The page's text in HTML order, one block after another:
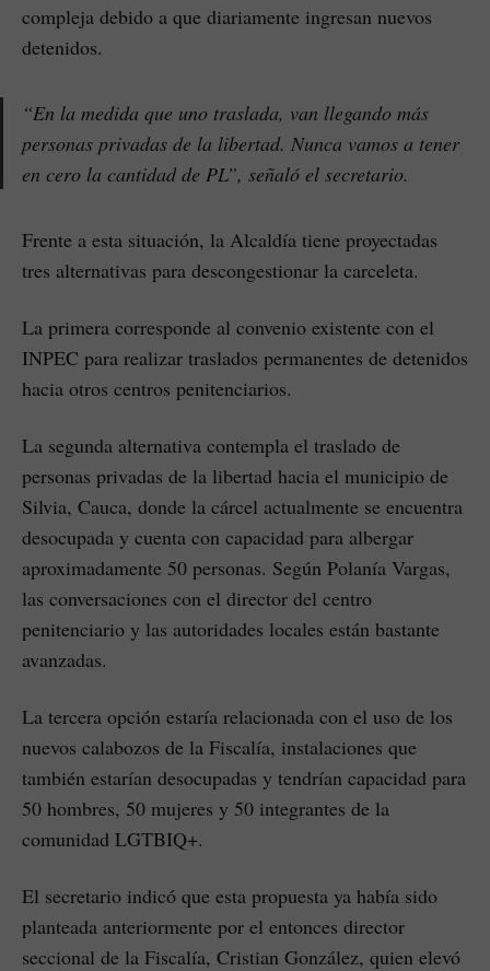
compleja debido a que diariamente ingresan nuevos
detenidos.
“En la medida que uno traslada, van llegando más
personas privadas de la libertad. Nunca vamos a tener
en cero la cantidad de PL”, señaló el secretario.
Frente a esta situación, la Alcaldía tiene proyectadas
tres alternativas para descongestionar la carceleta.
La primera corresponde al convenio existente con el
INPEC para realizar traslados permanentes de detenidos
hacia otros centros penitenciarios.
La segunda alternativa contempla el traslado de
personas privadas de la libertad hacia el municipio de
Silvia, Cauca, donde la cárcel actualmente se encuentra
desocupada y cuenta con capacidad para albergar
aproximadamente 50 personas. Según Polanía Vargas,
las conversaciones con el director del centro
penitenciario y las autoridades locales están bastante
avanzadas.
La tercera opción estaría relacionada con el uso de los
nuevos calabozos de la Fiscalía, instalaciones que
también estarían desocupadas y tendrían capacidad para
50 hombres, 50 mujeres y 50 integrantes de la
comunidad LGTBIQ+.
El secretario indicó que esta propuesta ya había sido
planteada anteriormente por el entonces director
seccional de la Fiscalía, Cristian González, quien elevó